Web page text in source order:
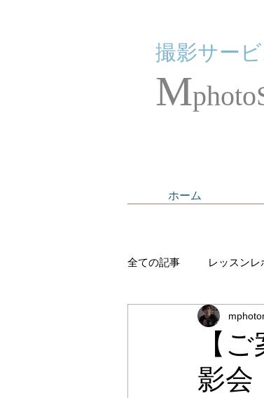
撮影サービ
M
ホーム
全ての記事 レッスンレ
オンラインストア
プライベートレッスン
【
影会